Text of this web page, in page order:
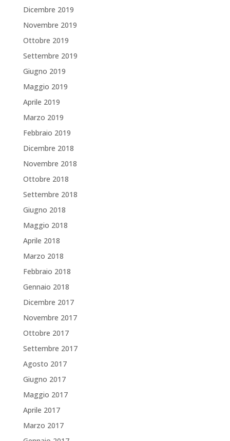
Dicembre 2019
Novembre 2019
Ottobre 2019
Settembre 2019
Giugno 2019
Maggio 2019
Aprile 2019
Marzo 2019
Febbraio 2019
Dicembre 2018
Novembre 2018
Ottobre 2018
Settembre 2018
Giugno 2018
Maggio 2018
Aprile 2018
Marzo 2018
Febbraio 2018
Gennaio 2018
Dicembre 2017
Novembre 2017
Ottobre 2017
Settembre 2017
Agosto 2017
Giugno 2017
Maggio 2017
Aprile 2017
Marzo 2017